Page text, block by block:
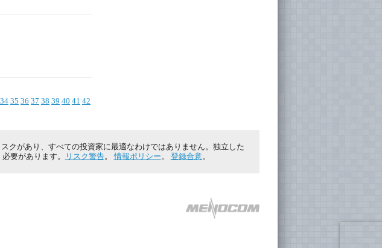
34 35 36 37 38 39 40 41 42
クがあり、すべての投資家に最適なわけではありません。独立した
要があります。
リスク警告。情報ポリシー。 登録合意。